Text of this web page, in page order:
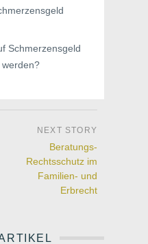
Schmerzensgeld
Beratungs-
Rechtsschutz im
Familien- und
Erbrecht